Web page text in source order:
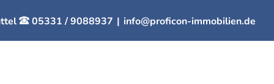
05331 / 9088937 | info@proficon-immobilien.de